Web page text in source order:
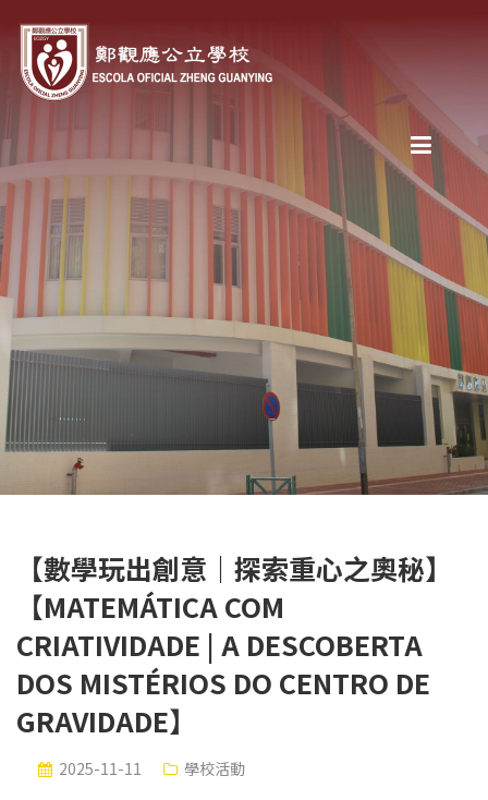
【數學玩出創意｜探索重心之奧秘】
【MATEMÁTICA COM
CRIATIVIDADE | A DESCOBERTA
DOS MISTÉRIOS DO CENTRO DE
GRAVIDADE】
2025-11-11 學校活動